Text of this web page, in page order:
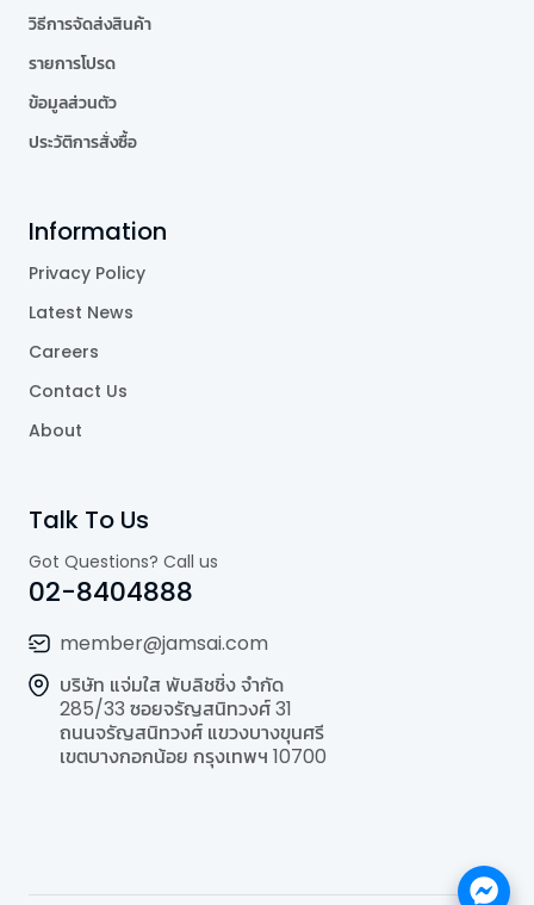
วิธีการจัดส่งสินค้า
รายการโปรด
ข้อมูลส่วนตัว
ประวัติการสั่งซื้อ
Information
Privacy Policy
Latest News
Careers
Contact Us
About
Talk To Us
Got Questions? Call us
02-8404888
member@jamsai.com
บริษัท แจ่มใส พับลิชชิ่ง จำกัด
285/33 ซอยจรัญสนิทวงศ์ 31
ถนนจรัญสนิทวงศ์ แขวงบางขุนศรี
เขตบางกอกน้อย กรุงเทพฯ 10700